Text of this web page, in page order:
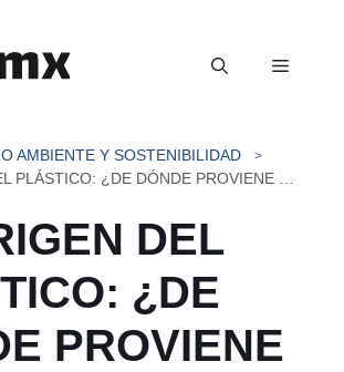
Menú
AMBIENTE Y SOSTENIBILIDAD
DEL
¿DE
PROVIENE